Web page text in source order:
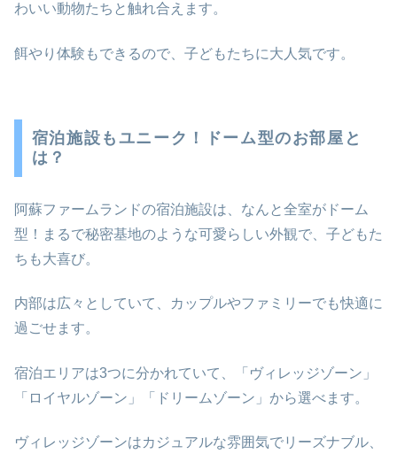
わいい動物たちと触れ合えます。
餌やり体験もできるので、子どもたちに大人気です。
宿泊施設もユニーク！ドーム型のお部屋と
は？
阿蘇ファームランドの宿泊施設は、なんと全室がドーム
型！まるで秘密基地のような可愛らしい外観で、子どもた
ちも大喜び。
内部は広々としていて、カップルやファミリーでも快適に
過ごせます。
宿泊エリアは3つに分かれていて、「ヴィレッジゾーン」
「ロイヤルゾーン」「ドリームゾーン」から選べます。
ヴィレッジゾーンはカジュアルな雰囲気でリーズナブル、